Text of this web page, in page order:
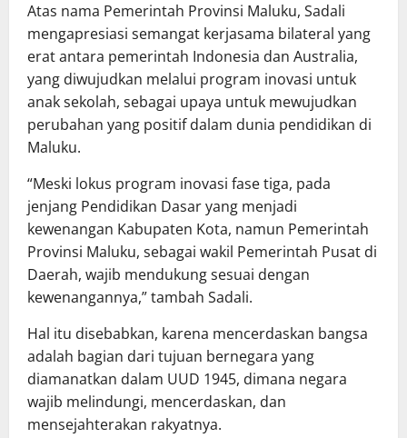
Atas nama Pemerintah Provinsi Maluku, Sadali
mengapresiasi semangat kerjasama bilateral yang
erat antara pemerintah Indonesia dan Australia,
yang diwujudkan melalui program inovasi untuk
anak sekolah, sebagai upaya untuk mewujudkan
perubahan yang positif dalam dunia pendidikan di
Maluku.
“Meski lokus program inovasi fase tiga, pada
jenjang Pendidikan Dasar yang menjadi
kewenangan Kabupaten Kota, namun Pemerintah
Provinsi Maluku, sebagai wakil Pemerintah Pusat di
Daerah, wajib mendukung sesuai dengan
kewenangannya,” tambah Sadali.
Hal itu disebabkan, karena mencerdaskan bangsa
adalah bagian dari tujuan bernegara yang
diamanatkan dalam UUD 1945, dimana negara
wajib melindungi, mencerdaskan, dan
mensejahterakan rakyatnya.